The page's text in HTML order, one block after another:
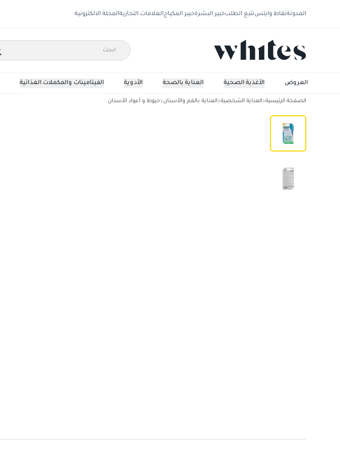
المدونةنقاط وايتستتبع الطلبخبير البشرةخبير المكياجالعلامات التجاريةالمجلة الالكترونية
الفيتامينات والمكملات الغذائية الأدوية العناية بالصحة الأغذية الصحية العروض
الصفحة الرئيسية العناية الشخصية العناية بالفم والأسنان خيوط و أعواد الأسنان